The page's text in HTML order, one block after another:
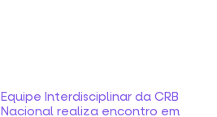
Equipe Interdisciplinar da CRB
Nacional realiza encontro em